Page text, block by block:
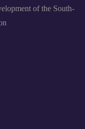
of the South-